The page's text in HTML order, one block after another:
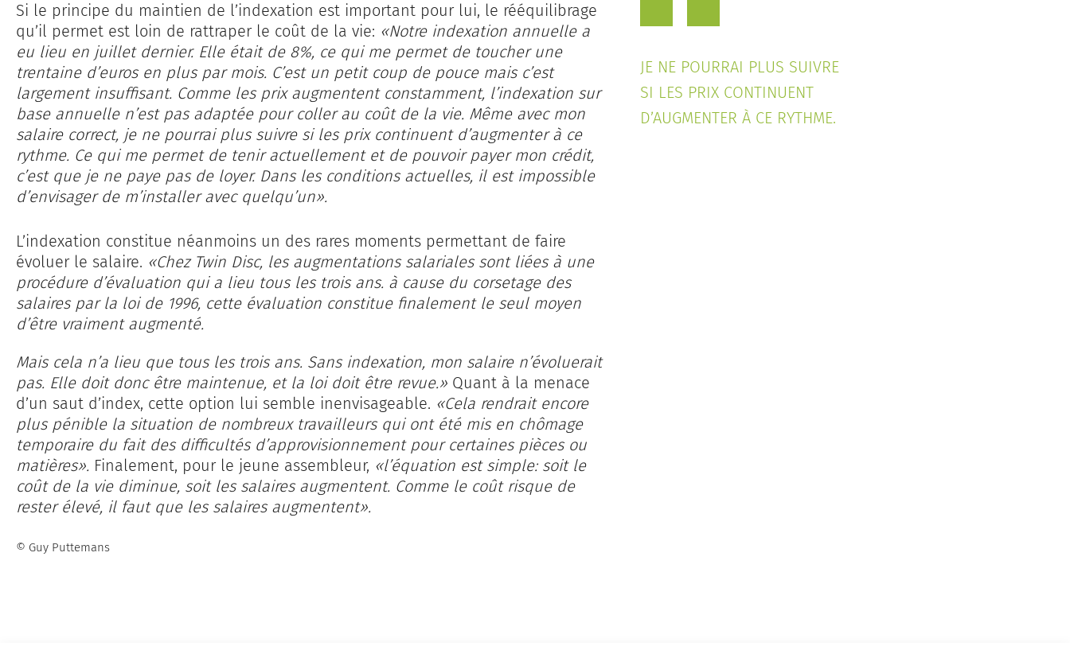
Si le principe du maintien de l’indexation est important pour lui, le rééquilibrage
qu’il permet est loin de rattraper le coût de la vie: «Notre indexation annuelle a
eu lieu en juillet dernier. Elle était de 8%, ce qui me permet de toucher une
trentaine d’euros en plus par mois. C’est un petit coup de pouce mais c’est
largement insuffisant. Comme les prix augmentent constamment, l’indexation sur
base annuelle n’est pas adaptée pour coller au coût de la vie. Même avec mon
salaire correct, je ne pourrai plus suivre si les prix continuent d’augmenter à ce
rythme. Ce qui me permet de tenir actuellement et de pouvoir payer mon crédit,
c’est que je ne paye pas de loyer. Dans les conditions actuelles, il est impossible
d’envisager de m’installer avec quelqu’un».
JE NE POURRAI PLUS SUIVRE
SI LES PRIX CONTINUENT
D’AUGMENTER À CE RYTHME.
L’indexation constitue néanmoins un des rares moments permettant de faire
évoluer le salaire. «Chez Twin Disc, les augmentations salariales sont liées à une
procédure d’évaluation qui a lieu tous les trois ans. à cause du corsetage des
salaires par la loi de 1996, cette évaluation constitue finalement le seul moyen
d’être vraiment augmenté.
Mais cela n’a lieu que tous les trois ans. Sans indexation, mon salaire n’évoluerait
pas. Elle doit donc être maintenue, et la loi doit être revue.» Quant à la menace
d’un saut d’index, cette option lui semble inenvisageable. «Cela rendrait encore
plus pénible la situation de nombreux travailleurs qui ont été mis en chômage
temporaire du fait des difficultés d’approvisionnement pour certaines pièces ou
matières». Finalement, pour le jeune assembleur, «l’équation est simple: soit le
coût de la vie diminue, soit les salaires augmentent. Comme le coût risque de
rester élevé, il faut que les salaires augmentent».
© Guy Puttemans